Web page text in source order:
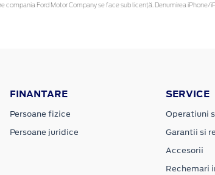
compania Ford Motor Company se face sub licență. Denumirea
FINANTARE
Persoane fizice
Persoane juridice
SERVICE
Operatiuni
Garantii si
Accesorii
Rechemari